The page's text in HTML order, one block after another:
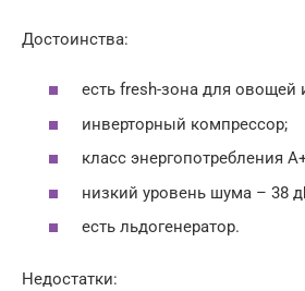
Достоинства:
есть fresh-зона для овощей
инверторный компрессор;
класс энергопотребления
низкий уровень шума – 38
есть льдогенератор.
Недостатки: